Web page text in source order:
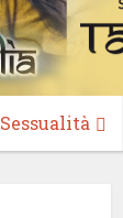
Sessualità